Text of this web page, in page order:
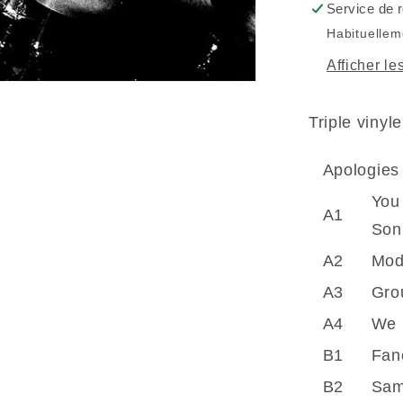
Mary
(Vinyle)
Service de
Afficher
Triple
A1
Son
A2
A3
A4
We
B1
B2